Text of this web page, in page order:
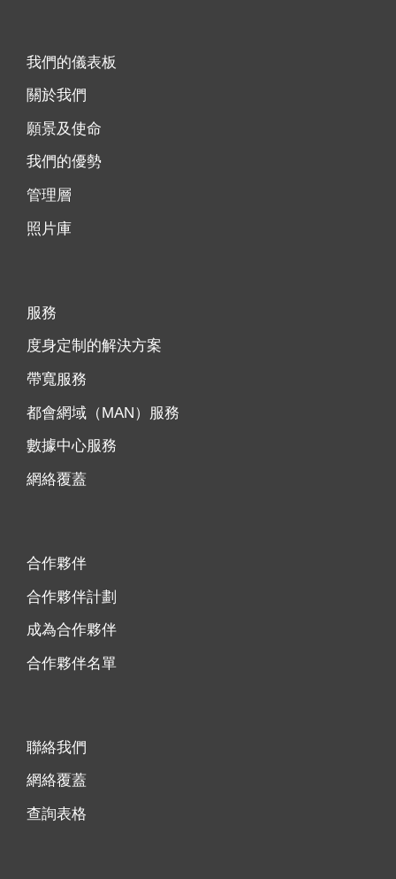
我們的儀表板
關於我們
願景及使命
我們的優勢
管理層
照片庫
服務
度身定制的解決方案
帶寬服務
都會網域（MAN）服務
數據中心服務
網絡覆蓋
合作夥伴
合作夥伴計劃
成為合作夥伴
合作夥伴名單
聯絡我們
網絡覆蓋
查詢表格